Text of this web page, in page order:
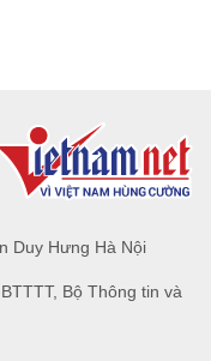
Duy Hưng Hà Nội
Bộ Thông tin và